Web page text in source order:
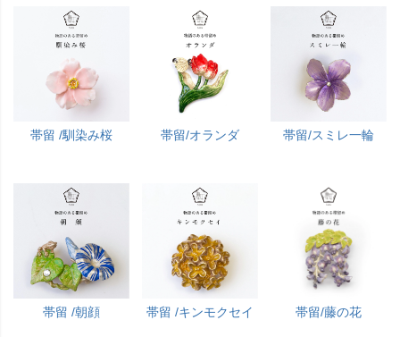
帯留 /馴染み桜 帯留/オランダ 帯留/スミレ一輪
帯留 /朝顔 帯留 /キンモクセイ 帯留/藤の花